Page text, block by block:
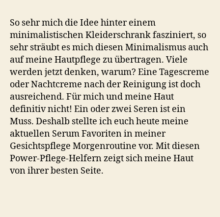
So sehr mich die Idee hinter einem
minimalistischen Kleiderschrank fasziniert, so
sehr sträubt es mich diesen Minimalismus auch
auf meine Hautpflege zu übertragen. Viele
werden jetzt denken, warum? Eine Tagescreme
oder Nachtcreme nach der Reinigung ist doch
ausreichend. Für mich und meine Haut
definitiv nicht! Ein oder zwei Seren ist ein
Muss. Deshalb stellte ich euch heute meine
aktuellen Serum Favoriten in meiner
Gesichtspflege Morgenroutine vor. Mit diesen
Power-Pflege-Helfern zeigt sich meine Haut
von ihrer besten Seite.